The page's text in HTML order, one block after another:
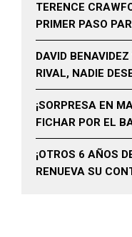
TERENCE
PRIMER PASO
DAVID
RIVAL, NADIE
¡SORPRESA EN
FICHAR POR EL
¡OTROS 6 AÑOS
RENUEVA SU